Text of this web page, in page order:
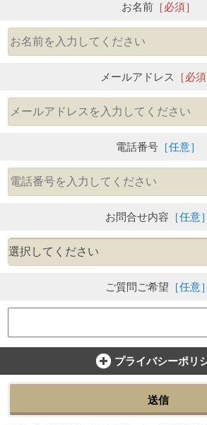
お名前［必須］
メールアドレス ［必須
電話番号 ［任意］
お問合せ内容 ［任意］
ご質問ご希望 ［任意］
プライバシーポリ
送信